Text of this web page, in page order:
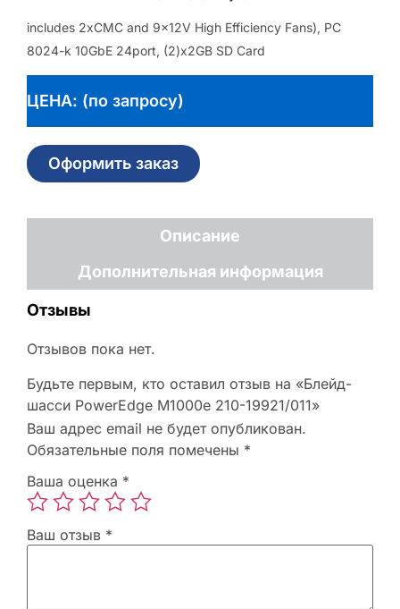
includes 2xCMC and 9x12V High Efficiency Fans), PC
8024-k 10GbE 24port, (2)x2GB SD Card
ЦЕНА: (по запросу)
Оформить заказ
Описание
Дополнительная информация
Отзывы
Отзывов пока нет.
Будьте первым, кто оставил отзыв на «Блейд-
шасси PowerEdge M1000e 210-19921/011»
Ваш адрес email не будет опубликован.
Обязательные поля помечены *
Ваша оценка *
Ваш отзыв *